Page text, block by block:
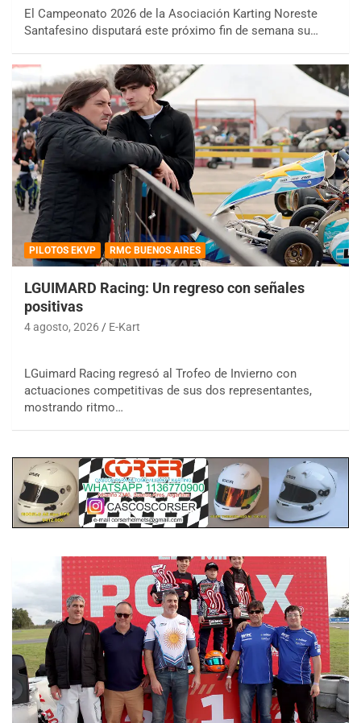
El Campeonato 2026 de la Asociación Karting Noreste
Santafesino disputará este próximo fin de semana su…
PILOTOS EKVP RMC BUENOS AIRES
LGUIMARD Racing: Un regreso con señales
positivas
4 agosto, 2026 E-Kart
LGuimard Racing regresó al Trofeo de Invierno con
actuaciones competitivas de sus dos representantes,
mostrando ritmo…